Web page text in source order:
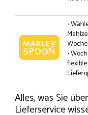
•
Woche
•
flexible
Alles, was Sie
Lieferservice